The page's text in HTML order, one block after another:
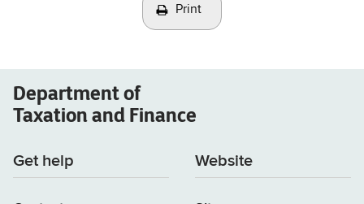
Print
Department of
Taxation and Finance
Get help Website